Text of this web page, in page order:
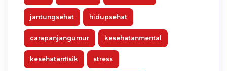
jantungsehat hidupsehat
carapanjangumur kesehatanmental
kesehatanfisik stress